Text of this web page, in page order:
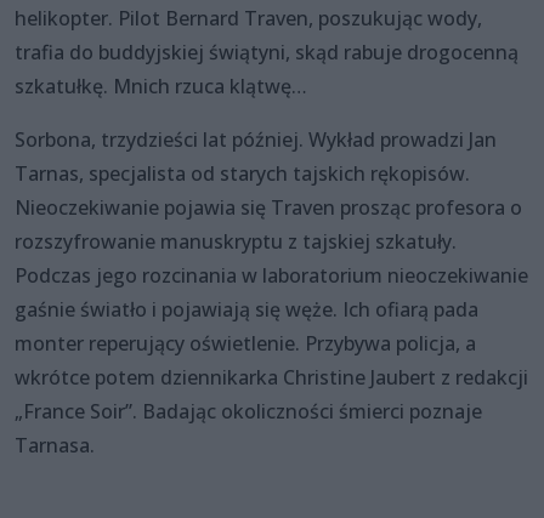
helikopter. Pilot Bernard Traven, poszukując wody,
trafia do buddyjskiej świątyni, skąd rabuje drogocenną
szkatułkę. Mnich rzuca klątwę…
Sorbona, trzydzieści lat później. Wykład prowadzi Jan
Tarnas, specjalista od starych tajskich rękopisów.
Nieoczekiwanie pojawia się Traven prosząc profesora o
rozszyfrowanie manuskryptu z tajskiej szkatuły.
Podczas jego rozcinania w laboratorium nieoczekiwanie
gaśnie światło i pojawiają się węże. Ich ofiarą pada
monter reperujący oświetlenie. Przybywa policja, a
wkrótce potem dziennikarka Christine Jaubert z redakcji
„France Soir”. Badając okoliczności śmierci poznaje
Tarnasa.